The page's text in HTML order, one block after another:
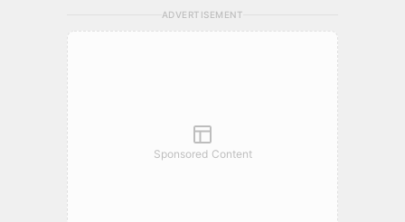
ADVERTISEMENT
Sponsored Content